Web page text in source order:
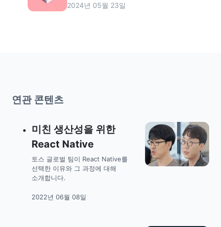
2024년 05월 23일
연관 콘텐츠
미친 생산성을 위한
React Native
토스 글로벌 팀이 React Native를
선택한 이유와 그 과정에 대해
소개합니다.
2022년 06월 08일